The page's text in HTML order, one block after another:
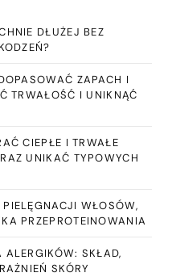
DŁUŻEJ BEZ
ZAPACH I
TRWAŁOŚĆ I UNIKNĄĆ
CIEPŁE I TRWAŁE
UNIKAĆ TYPOWYCH
WŁOSÓW,
PRZEPROTEINOWANIA
SKŁAD,
SKÓRY